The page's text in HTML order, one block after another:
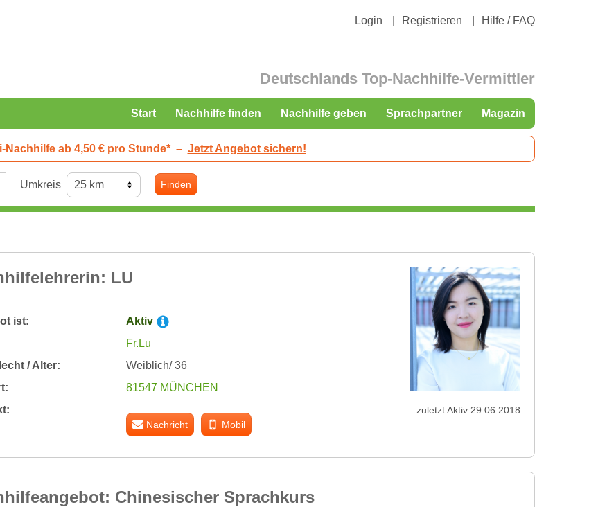
Login Registrieren Hilfe / FAQ
Deutschlands Top-Nachhilfe-Vermittler
Start Nachhilfe finden Nachhilfe geben Sprachpartner Magazin
Nachhilfe ab 4,50 € pro Stunde* – Jetzt Angebot sichern!
Umkreis Finden
LU
ist:
Aktiv
Fr.Lu
/ Alter:
Weiblich/ 36
81547 MÜNCHEN
Nachricht Mobil
zuletzt Aktiv 29.06.2018
Chinesischer Sprachkurs